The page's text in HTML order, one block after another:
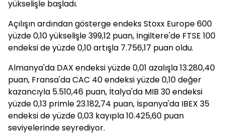
yükselişle başladı.
Açılışın ardından gösterge endeks Stoxx Europe 600
yüzde 0,10 yükselişle 399,12 puan, İngiltere'de FTSE 100
endeksi de yüzde 0,10 artışla 7.756,17 puan oldu.
Almanya'da DAX endeksi yüzde 0,01 azalışla 13.280,40
puan, Fransa'da CAC 40 endeksi yüzde 0,10 değer
kazancıyla 5.510,46 puan, İtalya'da MIB 30 endeksi
yüzde 0,13 primle 23.182,74 puan, İspanya'da IBEX 35
endeksi de yüzde 0,03 kayıpla 10.425,60 puan
seviyelerinde seyrediyor.